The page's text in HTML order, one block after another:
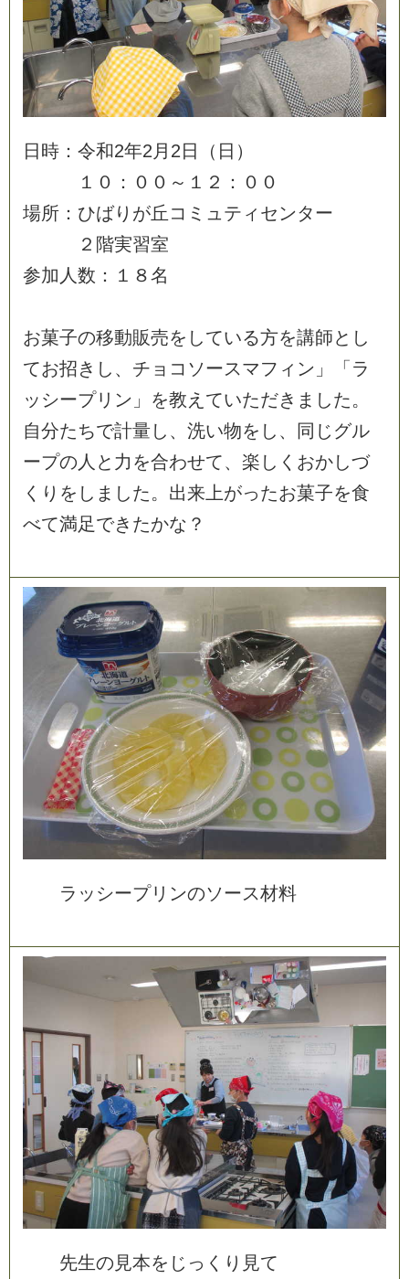
日 時 ： 令和2年2 月 2 日 （ 日 ）
１ ０ ： ０ ０ ～ １ ２ ： ０ ０
場所 ： ひばり が丘 コ ミ ュ テ ィ センター
２ 階実習室
参加 人数 ： １ ８名
お菓子の移動販売を している方を講師と し
てお招き し 、 チ ョ コ ソースマフ ィ ン 」 「 ラ
ッ シープリ ン 」 を教え ていただき ま した。
自分たちで計量し 、 洗い物を し 、 同 じ グル
ープの 人 と 力 を合わせて、 楽 し く おかしづ
く り を し ま した。 出来 上がったお菓子を食
べて満足でき たかな ？
ラ ッ シープリ ンのソース材料
先生の 見本を じ っ く り 見て